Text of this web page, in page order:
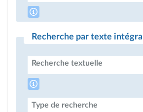
Recherche par texte intégral
Recherche textuelle
Type de recherche